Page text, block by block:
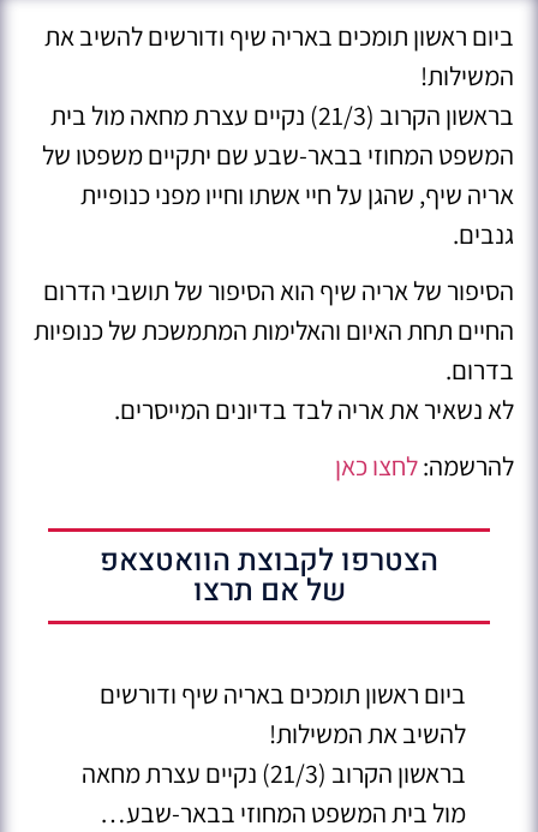
ביום ראשון תומכים באריה שיף ודורשים להשיב את
המשילות!
בראשון הקרוב (21/3) נקיים עצרת מחאה מול בית
המשפט המחוזי בבאר-שבע שם יתקיים משפטו של
אריה שיף, שהגן על חיי אשתו וחייו מפני כנופיית
גנבים.
הסיפור של אריה שיף הוא הסיפור של תושבי הדרום
החיים תחת האיום והאלימות המתמשכת של כנופיות
בדרום.
לא נשאיר את אריה לבד בדיונים המייסרים.
להרשמה:לחצו כאן
הצטרפו לקבוצת הוואטצאפ
של אם תרצו
ביום ראשון תומכים באריה שיף ודורשים
להשיב את המשילות!
בראשון הקרוב (21/3) נקיים עצרת מחאה
מול בית המשפט המחוזי בבאר-שבע…